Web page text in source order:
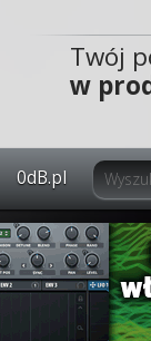
Twój
w
0dB.pl
0dB.pl -
Newsletter
Materiały dla